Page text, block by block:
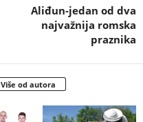
Aliđun-jedan od dva
najvažnija romska
praznika
Više od autora